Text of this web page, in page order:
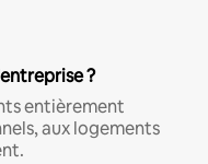
?
entièrement
aux logements